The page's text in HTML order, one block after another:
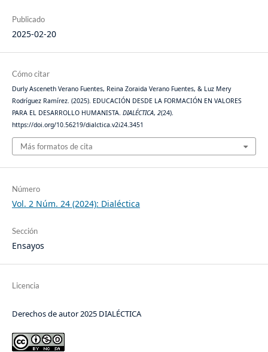
Publicado
2025-02-20
Cómo citar
Durly Asceneth Verano Fuentes, Reina Zoraida Verano Fuentes, & Luz Mery
Rodríguez Ramírez. (2025). EDUCACIÓN DESDE LA FORMACIÓN EN VALORES
PARA EL DESARROLLO HUMANISTA. DIALÉCTICA, 2(24).
https://doi.org/10.56219/dialctica.v2i24.3451
Más formatos de cita
Número
Vol. 2 Núm. 24 (2024): Dialéctica
Sección
Ensayos
Licencia
Derechos de autor 2025 DIALÉCTICA